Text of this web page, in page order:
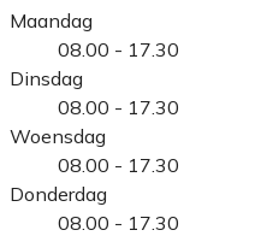
Maandag
08.00 - 17.30
Dinsdag
08.00 - 17.30
Woensdag
08.00 - 17.30
Donderdag
08.00 - 17.30